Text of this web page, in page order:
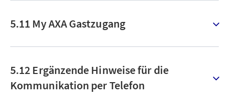
5.11 My AXA Gastzugang
5.12 Ergänzende Hinweise für die
Kommunikation per Telefon